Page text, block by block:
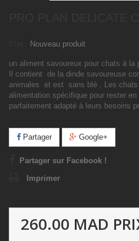
Nouveau produit
un aliment savoureux pour chats à la
Il contient de la dinde savoureuse
animales et est sans blé . Les
alimentation spécifique pour rester
parfaitement adapté à leurs besoins
Partager Google+
Partager sur Facebook !
Imprimer
260.00 MAD